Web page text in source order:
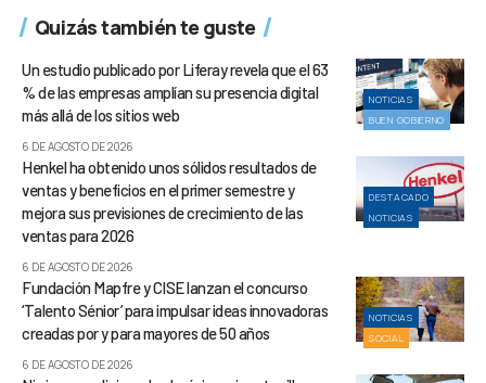
Quizás también te guste
NOTICIAS
BUEN GOBIERNO
Un estudio publicado por Liferay revela que el 63
% de las empresas amplían su presencia digital
más allá de los sitios web
6 DE AGOSTO DE 2026
DESTACADO
NOTICIAS
Henkel ha obtenido unos sólidos resultados de
ventas y beneficios en el primer semestre y
mejora sus previsiones de crecimiento de las
ventas para 2026
6 DE AGOSTO DE 2026
NOTICIAS
SOCIAL
Fundación Mapfre y CISE lanzan el concurso
‘Talento Sénior’ para impulsar ideas innovadoras
creadas por y para mayores de 50 años
6 DE AGOSTO DE 2026